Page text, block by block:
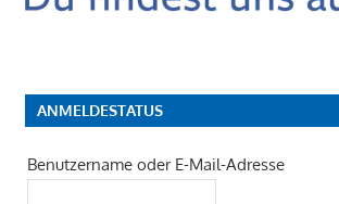
ANMELDESTATUS
Benutzername oder E-Mail-Adresse